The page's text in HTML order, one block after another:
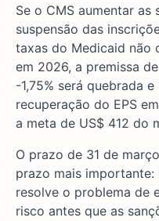
Se o CMS aumentar as
suspensão das
taxas do Medicaid não
em 2026, a premissa
-1,75% será quebrada
recuperação do EPS
a meta de US$ 412 do
O prazo de 31 de
prazo mais importante:
resolve o problema de
risco antes que as